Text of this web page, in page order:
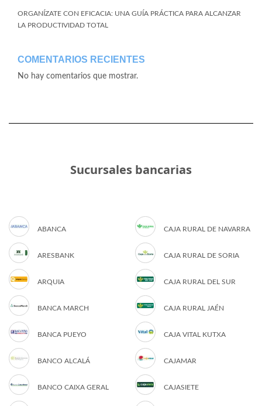
ORGANÍZATE CON EFICACIA: UNA GUÍA PRÁCTICA PARA ALCANZAR
LA PRODUCTIVIDAD TOTAL
COMENTARIOS RECIENTES
No hay comentarios que mostrar.
Sucursales bancarias
ABANCA
ARESBANK
ARQUIA
BANCA MARCH
BANCA PUEYO
BANCO ALCALÁ
BANCO CAIXA GERAL
CAJA RURAL DE NAVARRA
CAJA RURAL DE SORIA
CAJA RURAL DEL SUR
CAJA RURAL JAÉN
CAJA VITAL KUTXA
CAJAMAR
CAJASIETE